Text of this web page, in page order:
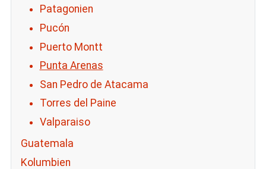
Patagonien
Pucón
Puerto Montt
Punta Arenas
San Pedro de Atacama
Torres del Paine
Valparaiso
Guatemala
Kolumbien